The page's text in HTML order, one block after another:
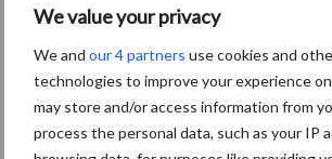
We value your privacy
We and our 4 partners use cookies and
technologies to improve your experience
may store and/or access information from
process the personal data, such as your IP
van AVR
Provincie
geen water meer